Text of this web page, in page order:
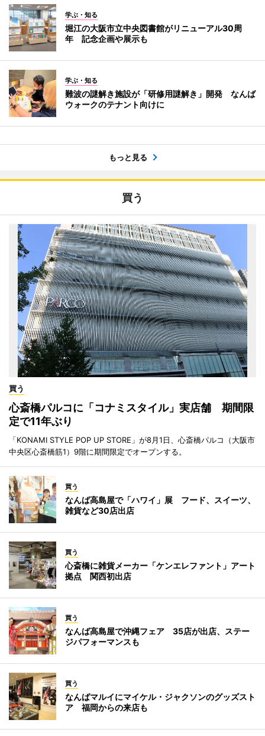
学ぶ・知る
堀江の大阪市立中央図書館がリニューアル30周
年 記念企画や展示も
学ぶ・知る
難波の謎解き施設が「研修用謎解き」開発 なんば
ウォークのテナント向けに
もっと見る
買う
買う
心斎橋パルコに「コナミスタイル」実店舗 期間限
定で11年ぶり
「KONAMI STYLE POP UP STORE」が8月1日、心斎橋パルコ（大阪市
中央区心斎橋筋1）9階に期間限定でオープンする。
買う
なんば高島屋で「ハワイ」展 フード、スイーツ、
雑貨など30店出店
買う
心斎橋に雑貨メーカー「ケンエレファント」アート
拠点 関西初出店
買う
なんば高島屋で沖縄フェア 35店が出店、ステー
ジパフォーマンスも
買う
なんばマルイにマイケル・ジャクソンのグッズスト
ア 福岡からの来店も